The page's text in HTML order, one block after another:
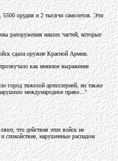
5500 орудия и 2 тысячи самолетов. Эти
разоружения наших частей, которые
сдала оружие Красной Армии.
как неявное выражение
город тяжелой артиллерией, но также
международное право..."
что действия этих войск не
спокойствие, нарушенные распадом